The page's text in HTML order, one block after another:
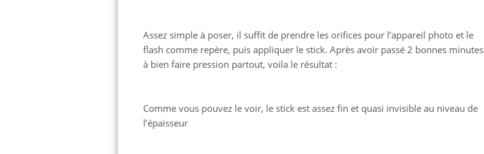
Assez simple à poser, il suffit de prendre les orifices pour l’appareil photo et le
flash comme repère, puis appliquer le stick. Après avoir passé 2 bonnes minutes
à bien faire pression partout, voila le résultat :
Comme vous pouvez le voir, le stick est assez fin et quasi invisible au niveau de
l’épaisseur